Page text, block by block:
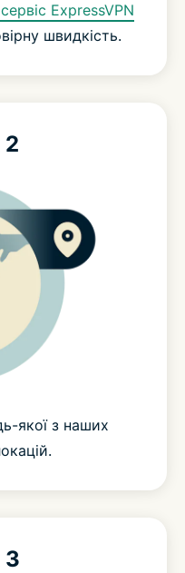
ExpressVPN
швидкість.
2
якої з наших
3